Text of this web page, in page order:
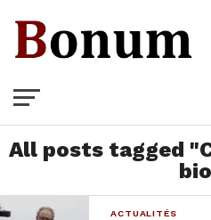
All posts tagged
ACTUALITÉS